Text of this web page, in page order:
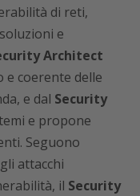
di reti,
e
Architect
e coerente delle
e dal Security
e propone
Seguono
attacchi
il Security